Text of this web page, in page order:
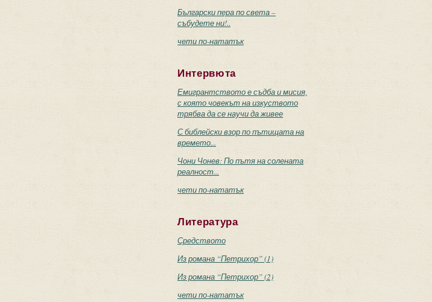
Български пера по света –
събудете ни!..
чети по-нататък
Интервюта
Емигрантството е съдба и мисия,
с която човекът на изкуството
трябва да се научи да живее
С библейски взор по пътищата на
времето...
Чони Чонев: По пътя на солената
реалност...
чети по-нататък
Литература
Средството
Из романа “Петрихор” (1)
Из романа “Петрихор” (2)
чети по-нататък